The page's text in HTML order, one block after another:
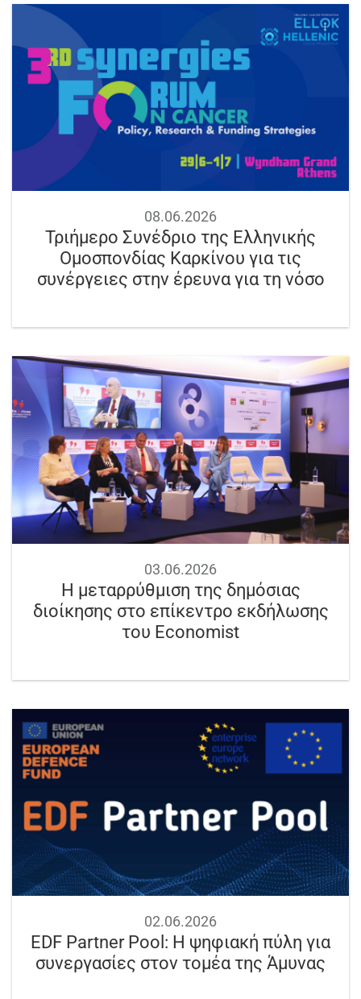
08.06.2026
Τριήμερο Συνέδριο της Ελληνικής
Ομοσπονδίας Καρκίνου για τις
συνέργειες στην έρευνα για τη νόσο
03.06.2026
Η μεταρρύθμιση της δημόσιας
διοίκησης στο επίκεντρο εκδήλωσης
του Economist
02.06.2026
EDF Partner Pool: Η ψηφιακή πύλη για
συνεργασίες στον τομέα της Άμυνας